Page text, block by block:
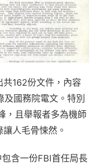
162份文件，內容
國務院電文。特別
，且舉報者多為機師
人毛骨悚然。
含一份FBI首任局長